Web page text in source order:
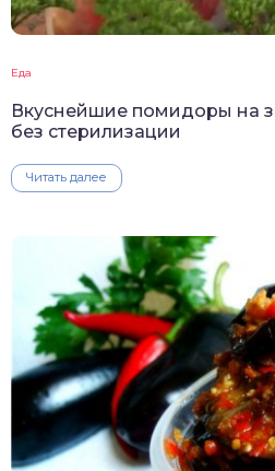
Еда
Вкуснейшие помидоры на
без стерилизации
Читать далее